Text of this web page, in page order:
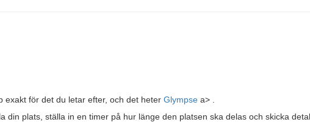
exakt för det du letar efter, och det heter Glympse a> .
din plats, ställa in en timer på hur länge den platsen ska delas och skicka